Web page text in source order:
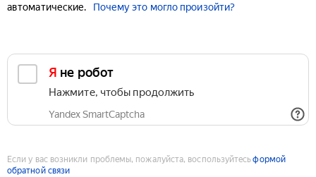
автоматические.
Почему это могло произойти?
Я не робот
Нажмите, чтобы продолжить
Yandex SmartCaptcha
Если у вас возникли проблемы, пожалуйста, воспользуйтесьформой
обратной связи